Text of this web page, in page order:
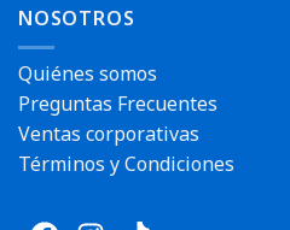
NOSOTROS
Quiénes somos
Preguntas Frecuentes
Ventas corporativas
Términos y Condiciones